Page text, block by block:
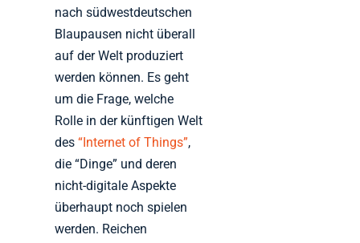
nach südwestdeutschen
Blaupausen nicht überall
auf der Welt produziert
werden können. Es geht
um die Frage, welche
Rolle in der künftigen Welt
des“Internet of Things”,
die “Dinge” und deren
nicht-digitale Aspekte
überhaupt noch spielen
werden. Reichen